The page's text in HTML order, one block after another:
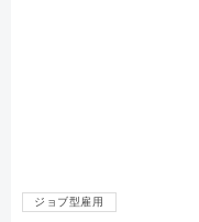
ジョブ型雇用